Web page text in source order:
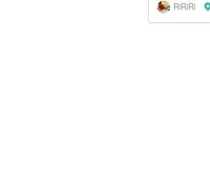
RiRiRi